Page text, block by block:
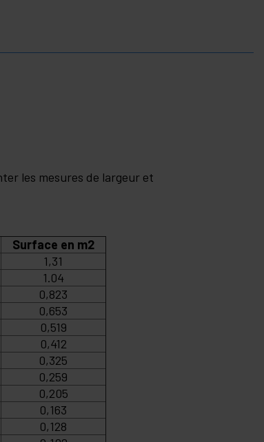
les mesures de largeur et
Surface en m2
1,31
1.04
0,823
0,653
0,519
0,412
0,325
0,259
0,205
0,163
0,128